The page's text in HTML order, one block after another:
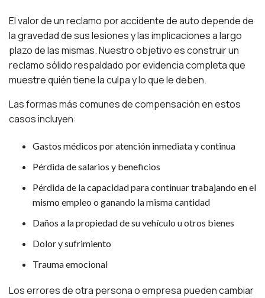
El valor de un reclamo por accidente de auto depende de
la gravedad de sus lesiones y las implicaciones a largo
plazo de las mismas. Nuestro objetivo es construir un
reclamo sólido respaldado por evidencia completa que
muestre quién tiene la culpa y lo que le deben.
Las formas más comunes de compensación en estos
casos incluyen:
Gastos médicos por atención inmediata y continua
Pérdida de salarios y beneficios
Pérdida de la capacidad para continuar trabajando en el
mismo empleo o ganando la misma cantidad
Daños a la propiedad de su vehículo u otros bienes
Dolor y sufrimiento
Trauma emocional
Los errores de otra persona o empresa pueden cambiar